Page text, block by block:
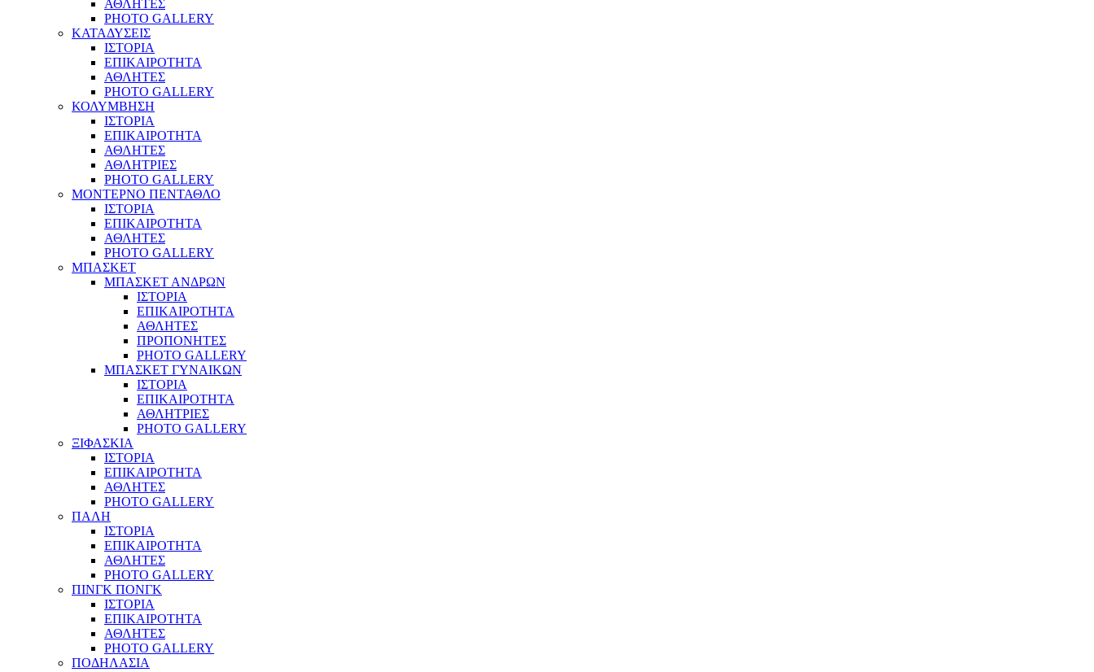
ΑΘΛΗΤΕΣ
PHOTO GALLERY
ΚΑΤΑΔΥΣΕΙΣ
ΙΣΤΟΡΙΑ
ΕΠΙΚΑΙΡΟΤΗΤΑ
ΑΘΛΗΤΕΣ
PHOTO GALLERY
ΚΟΛΥΜΒΗΣΗ
ΙΣΤΟΡΙΑ
ΕΠΙΚΑΙΡΟΤΗΤΑ
ΑΘΛΗΤΕΣ
ΑΘΛΗΤΡΙΕΣ
PHOTO GALLERY
ΜΟΝΤΕΡΝΟ ΠΕΝΤΑΘΛΟ
ΙΣΤΟΡΙΑ
ΕΠΙΚΑΙΡΟΤΗΤΑ
ΑΘΛΗΤΕΣ
PHOTO GALLERY
ΜΠΑΣΚΕΤ
ΜΠΑΣΚΕΤ ΑΝΔΡΩΝ
ΙΣΤΟΡΙΑ
ΕΠΙΚΑΙΡΟΤΗΤΑ
ΑΘΛΗΤΕΣ
ΠΡΟΠΟΝΗΤΕΣ
PHOTO GALLERY
ΜΠΑΣΚΕΤ ΓΥΝΑΙΚΩΝ
ΙΣΤΟΡΙΑ
ΕΠΙΚΑΙΡΟΤΗΤΑ
ΑΘΛΗΤΡΙΕΣ
PHOTO GALLERY
ΞΙΦΑΣΚΙΑ
ΙΣΤΟΡΙΑ
ΕΠΙΚΑΙΡΟΤΗΤΑ
ΑΘΛΗΤΕΣ
PHOTO GALLERY
ΠΑΛΗ
ΙΣΤΟΡΙΑ
ΕΠΙΚΑΙΡΟΤΗΤΑ
ΑΘΛΗΤΕΣ
PHOTO GALLERY
ΠΙΝΓΚ ΠΟΝΓΚ
ΙΣΤΟΡΙΑ
ΕΠΙΚΑΙΡΟΤΗΤΑ
ΑΘΛΗΤΕΣ
PHOTO GALLERY
ΠΟΔΗΛΑΣΙΑ